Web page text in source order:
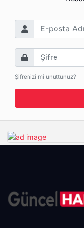
E-posta Adresi
Şifre
Şifrenizi mi unuttunuz?